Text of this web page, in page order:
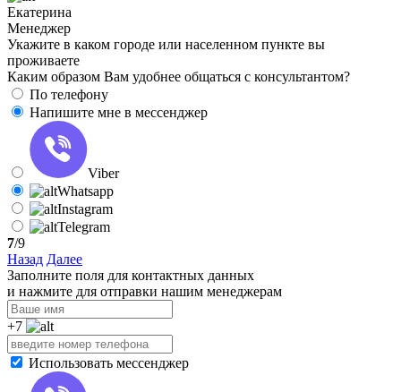
Екатерина
Менеджер
Укажите в каком городе или населенном пункте вы
проживаете
Каким образом Вам удобнее общаться с консультантом?
По телефону
Напишите мне в мессенджер
Viber
Whatsapp
Instagram
Telegram
7/9
Назад Далее
Заполните поля для контактных данных
и нажмите для отправки нашим менеджерам
+7
Использовать мессенджер